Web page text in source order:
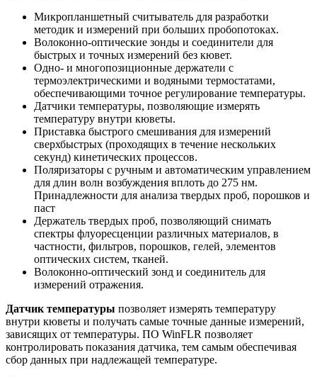
Микропланшетный считыватель для разработки
методик и измерений при больших пробопотоках.
Волоконно-оптические зонды и соединители для
быстрых и точных измерений без кювет.
Одно- и многопозиционные держатели с
термоэлектрическими и водяными термостатами,
обеспечивающими точное регулирование температуры.
Датчики температуры, позволяющие измерять
температуру внутри кюветы.
Приставка быстрого смешивания для измерений
сверхбыстрых (проходящих в течение нескольких
секунд) кинетических процессов.
Поляризаторы с ручным и автоматическим управлением
для длин волн возбуждения вплоть до 275 нм.
Принадлежности для анализа твердых проб, порошков и
паст
Держатель твердых проб, позволяющий снимать
спектры флуоресценции различных материалов, в
частности, фильтров, порошков, гелей, элементов
оптических систем, тканей.
Волоконно-оптический зонд и соединитель для
измерений отражения.
Датчик температуры позволяет измерять температуру
внутри кюветы и получать самые точные данные измерений,
зависящих от температуры. ПО WinFLR позволяет
контролировать показания датчика, тем самым обеспечивая
сбор данных при надлежащей температуре.